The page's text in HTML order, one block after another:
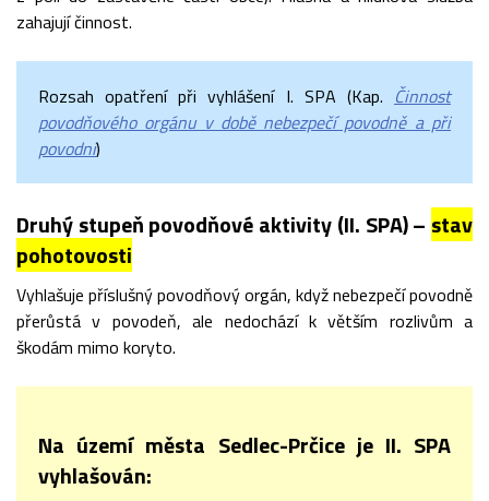
zahajují činnost.
Rozsah opatření při vyhlášení I. SPA (Kap. Činnost
povodňového orgánu v době nebezpečí povodně a při
povodni)
Druhý stupeň povodňové aktivity (II. SPA) – stav
pohotovosti
Vyhlašuje příslušný povodňový orgán, když nebezpečí povodně
přerůstá v povodeň, ale nedochází k větším rozlivům a
škodám mimo koryto.
Na území města Sedlec-Prčice je II. SPA
vyhlašován: